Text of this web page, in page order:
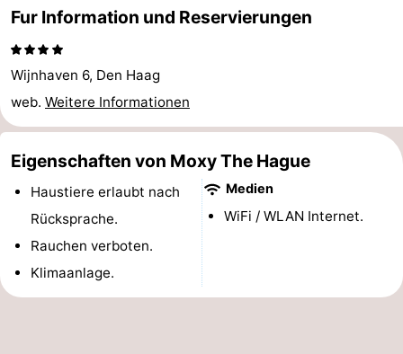
Frühstück)
Strand
Sehen
&
tun
-
Museen
-
Denkmäler
Aussichtspunkte
Attraktionen
Fur Information und Reservierungen
Wijnhaven 6, Den Haag
web. Weitere Informationen
Eigenschaften von Moxy The Hague
Haustiere erlaubt nach
Rücksprache.
Rauchen verboten.
Klimaanlage.
Medien
WiFi / WLAN Internet.